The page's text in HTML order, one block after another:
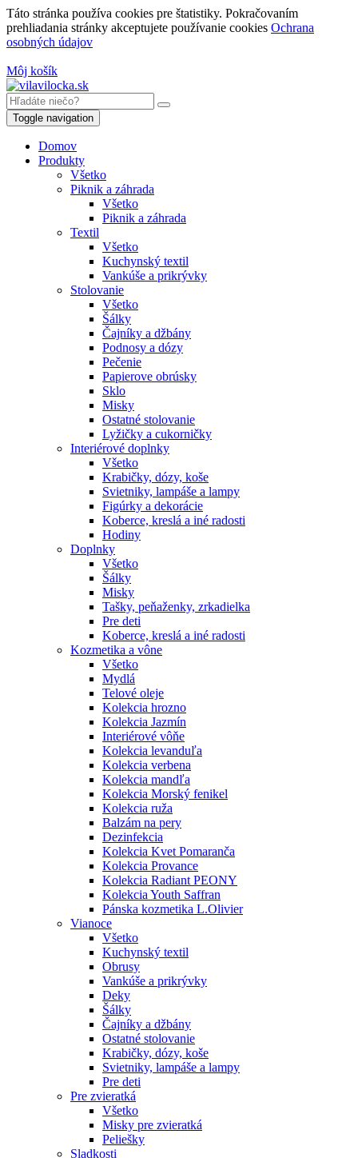
Táto stránka používa cookies pre štatistiky. Pokračovaním
prehliadania stránky akceptujete používanie cookies Ochrana
osobných údajov
Môj košík
Toggle navigation
Domov
Produkty
Všetko
Piknik a záhrada
Všetko
Piknik a záhrada
Textil
Všetko
Kuchynský textil
Vankúše a prikrývky
Stolovanie
Všetko
Šálky
Čajníky a džbány
Podnosy a dózy
Pečenie
Papierove obrúsky
Sklo
Misky
Ostatné stolovanie
Lyžičky a cukorničky
Interiérové doplnky
Všetko
Krabičky, dózy, koše
Svietniky, lampáše a lampy
Figúrky a dekorácie
Koberce, kreslá a iné radosti
Hodiny
Doplnky
Všetko
Šálky
Misky
Tašky, peňaženky, zrkadielka
Pre deti
Koberce, kreslá a iné radosti
Kozmetika a vône
Všetko
Mydlá
Telové oleje
Kolekcia hrozno
Kolekcia Jazmín
Interiérové vôňe
Kolekcia levanduľa
Kolekcia verbena
Kolekcia mandľa
Kolekcia Morský fenikel
Kolekcia ruža
Balzám na pery
Dezinfekcia
Kolekcia Kvet Pomaranča
Kolekcia Provance
Kolekcia Radiant PEONY
Kolekcia Youth Saffran
Pánska kozmetika L.Olivier
Vianoce
Všetko
Kuchynský textil
Obrusy
Vankúše a prikrývky
Deky
Šálky
Čajníky a džbány
Ostatné stolovanie
Krabičky, dózy, koše
Svietniky, lampáše a lampy
Pre deti
Pre zvieratká
Všetko
Misky pre zvieratká
Peliešky
Sladkosti